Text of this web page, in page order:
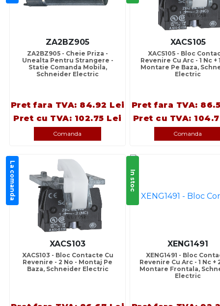
ZA2BZ905
ZA2BZ905 - Cheie Priza -
Unealta Pentru Strangere -
Statie Comanda Mobila,
Schneider Electric
Pret fara TVA: 84.92 Lei
Pret cu TVA: 102.75 Lei
Comanda
XACS105
XACS105 - Bloc
Revenire Cu Arc - 1 Nc +
Montare Pe Baza,
Electric
Pret fara TVA:
Pret cu TVA:
Comanda
La comanda
XACS103
XACS103 - Bloc Contacte Cu
Revenire - 2 No - Montaj Pe
Baza, Schneider Electric
In stoc
XENG1491
XENG1491 - Bloc
Revenire Cu Arc - 1 Nc +
Montare Frontala,
Electric